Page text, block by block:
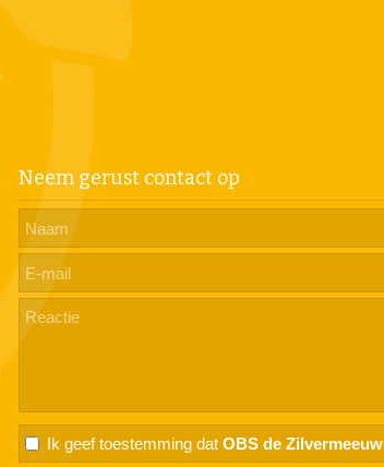
Neem gerust contact op
Ik geef toestemming dat OBS de Zilvermeeuw